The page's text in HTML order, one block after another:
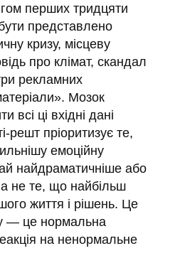
перших тридцяти
представлено
кризу, місцеву
про клімат, скандал
рекламних
Мозок
всі ці вхідні дані
решт пріоритизує те,
емоційну
найдраматичніше або
не те, що найбільш
життя і рішень. Це
— це нормальна
на ненормальне